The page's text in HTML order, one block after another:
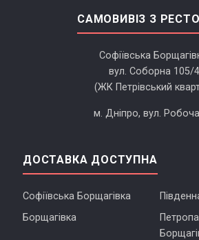
САМОВИВІЗ З
Софіївська
вул. Соборна 105/4
(ЖК Петрівський
м. Дніпро, вул.
ДОСТАВКА ДОСТУПНА
Софіївська Борщагівка
Борщагівка